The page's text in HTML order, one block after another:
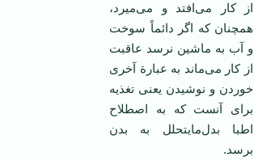
از کار می‌افتد و می‌میرد،
همچنان که اگر دائماً سوخت
و آب به ماشین نرسد عاقبت
از کار می‌ماند به عبارة آخری
خوردن و نوشیدن یعنی تغذیه
برای آنست که به اصطلاح
اطبا بدل‌مایتحلل به بدن
برسد.